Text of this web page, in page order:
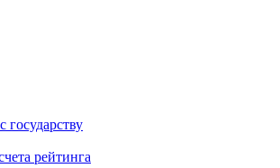
государству
рейтинга